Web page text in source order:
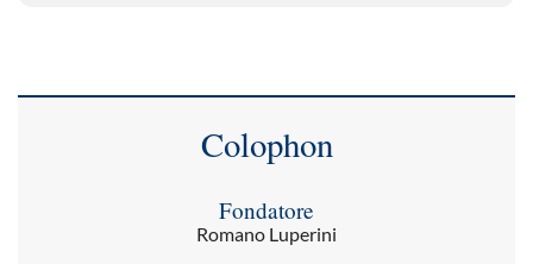
Colophon
Fondatore
Romano Luperini